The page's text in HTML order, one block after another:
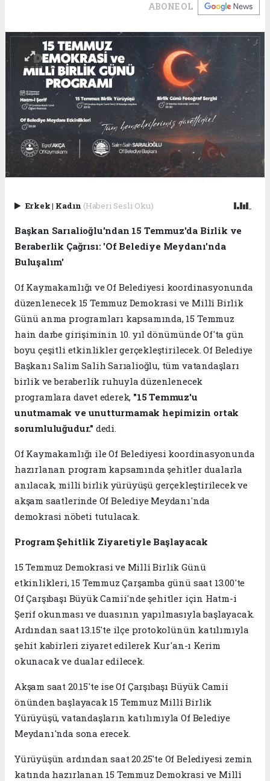
ABONE OL
Erkek| Kadın (Haberi Sesli Oku)
Başkan Sarıalioğlu'ndan 15 Temmuz'da Birlik ve
Beraberlik Çağrısı: 'Of Belediye Meydanı'nda
Buluşalım'
Of Kaymakamlığı ve Of Belediyesi koordinasyonunda
düzenlenecek 15 Temmuz Demokrasi ve Millî Birlik
Günü anma programları kapsamında, 15 Temmuz
hain darbe girişiminin 10. yıl dönümünde Of'ta gün
boyu çeşitli etkinlikler gerçekleştirilecek. Of Belediye
Başkanı Salim Salih Sarıalioğlu, tüm vatandaşları
birlik ve beraberlik ruhuyla düzenlenecek
programlara davet ederek, "15 Temmuz'u
unutmamak ve unutturmamak hepimizin ortak
sorumluluğudur." dedi.
Of Kaymakamlığı ile Of Belediyesi koordinasyonunda
hazırlanan program kapsamında şehitler dualarla
anılacak, milli birlik yürüyüşü gerçekleştirilecek ve
akşam saatlerinde Of Belediye Meydanı'nda
demokrasi nöbeti tutulacak.
Program Şehitlik Ziyaretiyle Başlayacak
15 Temmuz Demokrasi ve Millî Birlik Günü
etkinlikleri, 15 Temmuz Çarşamba günü saat 13.00'te
Of Çarşıbaşı Büyük Camii'nde şehitler için Hatm-i
Şerif okunması ve duasının yapılmasıyla başlayacak.
Ardından saat 13.15'te ilçe protokolünün katılımıyla
şehit kabirleri ziyaret edilerek Kur'an-ı Kerim
okunacak ve dualar edilecek.
Akşam saat 20.15'te ise Of Çarşıbaşı Büyük Camii
önünden başlayacak 15 Temmuz Millî Birlik
Yürüyüşü, vatandaşların katılımıyla Of Belediye
Meydanı'nda sona erecek.
Yürüyüşün ardından saat 20.25'te Of Belediyesi zemin
katında hazırlanan 15 Temmuz Demokrasi ve Millî